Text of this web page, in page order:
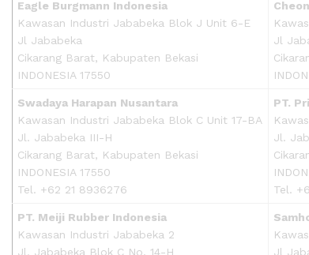
Eagle Burgmann Indonesia
Kawasan Industri Jababeka Blok J Unit 6-E
Jl Jababeka
Cikarang Barat, Kabupaten Bekasi
INDONESIA 17550
Jl
Swadaya Harapan Nusantara
Kawasan Industri Jababeka Blok C Unit 17-BA
Jl. Jababeka III-H
Cikarang Barat, Kabupaten Bekasi
INDONESIA 17550
Tel. +62 21 8936276
PT.
Jl.
Tel.
PT. Meiji Rubber Indonesia
Kawasan Industri Jababeka 2
Jl. Jababeka Blok C No. 14-H
Jl